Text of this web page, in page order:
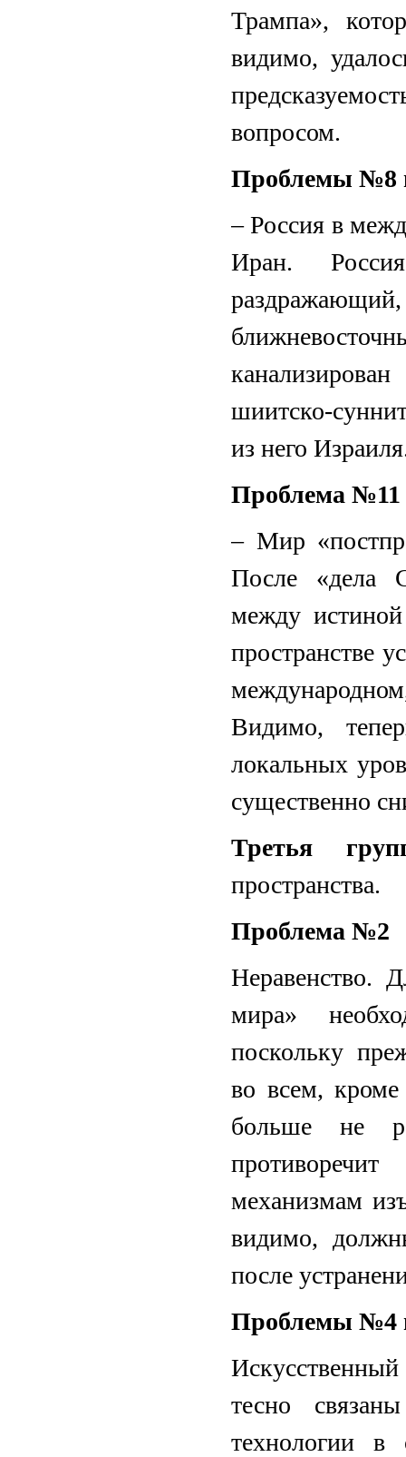
Трампа»,
видимо,
вопросом.
Проблемы №8
– Россия в
Иран.
шиитско-
из него
Проблема №11
– Мир
После «дела
между
пространстве
Видимо,
локальных
существенно
Третья
пространства.
Проблема №2
Неравенство.
мира»
поскольку
во всем, кроме
больше не
механизмам
видимо,
после
Проблемы №4
тесно
технологии в